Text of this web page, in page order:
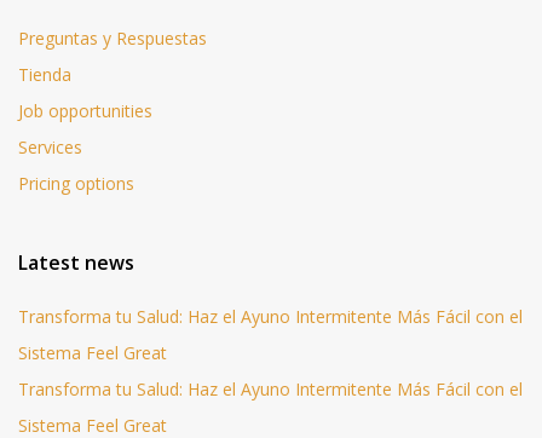
Preguntas y Respuestas
Tienda
Job opportunities
Services
Pricing options
Latest news
Transforma tu Salud: Haz el Ayuno Intermitente Más Fácil con el
Sistema Feel Great
Transforma tu Salud: Haz el Ayuno Intermitente Más Fácil con el
Sistema Feel Great